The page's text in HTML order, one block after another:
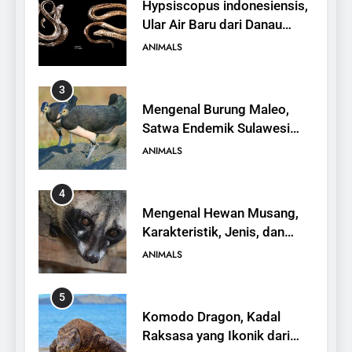
Hypsiscopus indonesiensis,
Ular Air Baru dari Danau
Towuti
ANIMALS
3
Mengenal Burung Maleo,
Satwa Endemik Sulawesi
yang Terancam Punah
ANIMALS
4
Mengenal Hewan Musang,
Karakteristik, Jenis, dan
Peran dalam Ekosistem
ANIMALS
5
Komodo Dragon, Kadal
Raksasa yang Ikonik dari